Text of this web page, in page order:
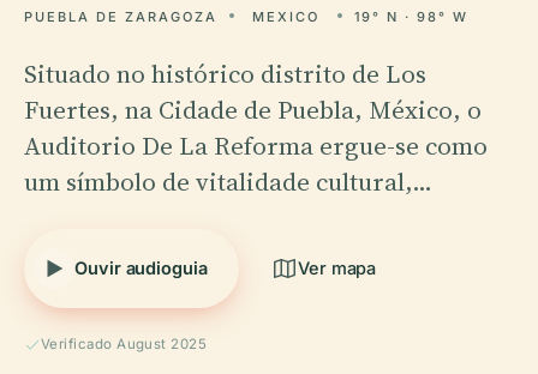
PUEBLA DE ZARAGOZA MEXICO 19° N · 98° W
Situado no histórico distrito de Los
Fuertes, na Cidade de Puebla, México, o
Auditorio De La Reforma ergue-se como
um símbolo de vitalidade cultural,…
Ouvir audioguia Ver mapa
Verificado August 2025